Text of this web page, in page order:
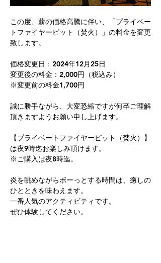
この度、薪の価格高騰に伴い、「プライベー
トファイヤーピット（焚火）」の料金を変更
致します。
価格変更日：2024年12月25日
変更後の料金：2,000円（税込み）
※変更前の料金1,700円
誠に勝手ながら、大変恐縮ですが何卒ご理解
頂きますようお願い申し上げます。
【プライベートファイヤーピット（焚火）】
は夜9時迄お楽しみ頂けます。
※ご購入は夜8時迄。
炎を眺めながらボーっとする時間は、癒しの
ひとときを味わえます。
一番人気のアクティビティです。
ぜひ体験してください。